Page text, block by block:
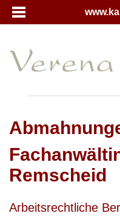
Remscheid
Arbeitsrechtliche